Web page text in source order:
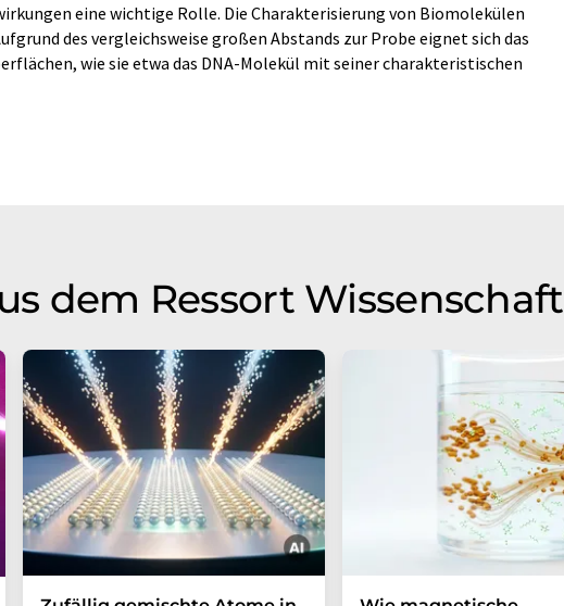
eine wichtige Rolle. Die Charakterisierung von Biomolekülen
des vergleichsweise großen Abstands zur Probe eignet sich das
wie sie etwa das DNA-Molekül mit seiner charakteristischen
dem Ressort Wissenschaft